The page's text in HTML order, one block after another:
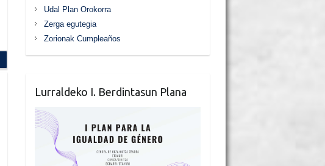
Udal Plan Orokorra
Zerga egutegia
Zorionak Cumpleaños
Lurraldeko I. Berdintasun Plana